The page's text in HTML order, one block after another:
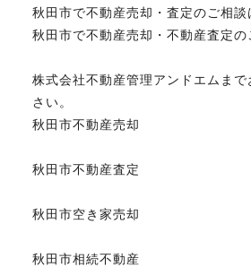
秋田市で不動産売却・査定のご相談
秋田市で不動産売却・不動産査定の
株式会社不動産管理アンドエムま
さい。
秋田市不動産売却
秋田市不動産査定
秋田市空き家売却
秋田市相続不動産